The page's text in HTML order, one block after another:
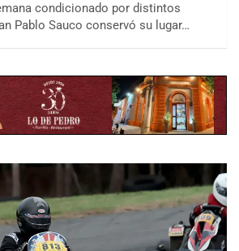
condicionado por distintos
Pablo Sauco conservó su lugar…